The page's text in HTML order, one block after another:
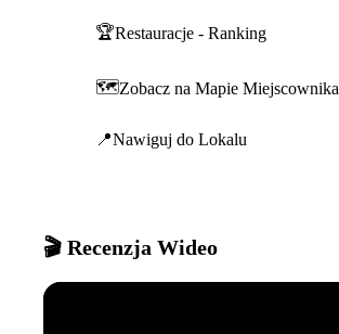
🏆Restauracje - Ranking
🗺️Zobacz na Mapie Miejscownika
📍Nawiguj do Lokalu
🎬 Recenzja Wideo